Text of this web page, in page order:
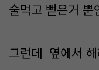
술먹고 뻗은거 뿐
그런데 옆에서